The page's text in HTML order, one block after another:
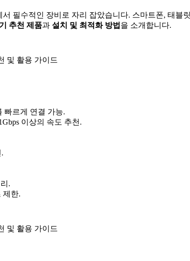
필수적인 장비로 자리 잡았습니다. 스마트폰, 태블
추천 제품과 설치 및 최적화 방법 을 소개합니다.
빠르게 연결 가능.
이상의 속도 추천.
.
제한.